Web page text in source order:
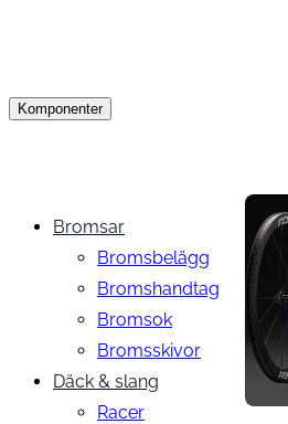
Komponenter
Bromsar
Bromsbelägg
Bromshandtag
Bromsok
Bromsskivor
Däck & slang
Racer